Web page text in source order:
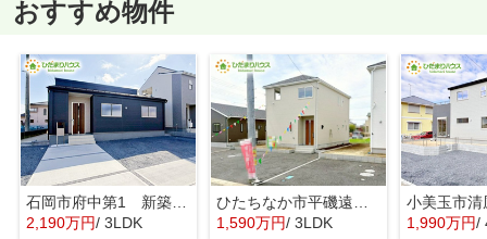
おすすめ物件
石岡市府中第1 新築戸建 3号棟
2,190万円/ 3LDK
1,590万円/ 3LDK 1,990万円/